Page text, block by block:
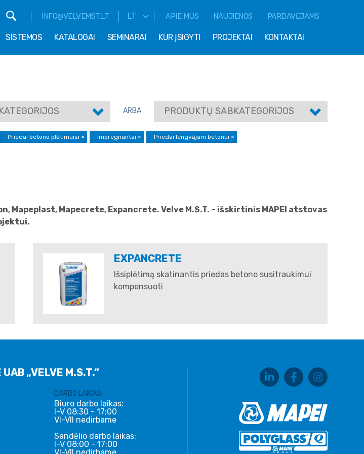
APIE MUS NAUJIENOS PARDAVĖJAMS
LT
INFO@VELVEMST.LT
SISTEMOS KATALOGAI SEMINARAI KUR ĮSIGYTI PROJEKTAI KONTAKTAI
ARBA PRODUKTŲ SABKATEGORIJOS
Priedai betono plėtimuisi × Impregnantai × Priedai lengvąjam betonui ×
Mapeplast, Mapecrete, Expancrete. Velve M.S.T. – išskirtinis MAPEI atstovas
EXPANCRETE
Išsiplėtimą skatinantis priedas betono susitraukimui
kompensuoti
„VELVE M.S.T.“
DARBO LAIKAS:
Biuro darbo laikas:
I-V 08:30 - 17:00
VI-VII nedirbame
Sandėlio darbo laikas:
I-V 08:00 - 17:00
VI-VII nedirbame